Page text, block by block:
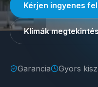
Kérjen ingyenes
Klímák
Garancia Gyors